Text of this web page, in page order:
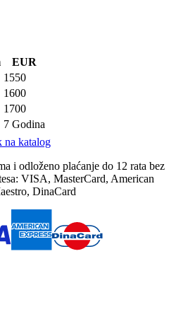
EUR
1550
1600
1700
7 Godina
na katalog
i odloženo plaćanje do 12 rata bez
VISA, MasterCard, American
DinaCard